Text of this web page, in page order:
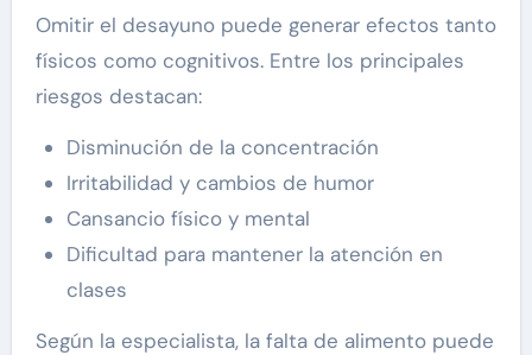
Omitir el desayuno puede generar efectos tanto
físicos como cognitivos. Entre los principales
riesgos destacan:
Disminución de la concentración
Irritabilidad y cambios de humor
Cansancio físico y mental
Dificultad para mantener la atención en
clases
Según la especialista, la falta de alimento puede